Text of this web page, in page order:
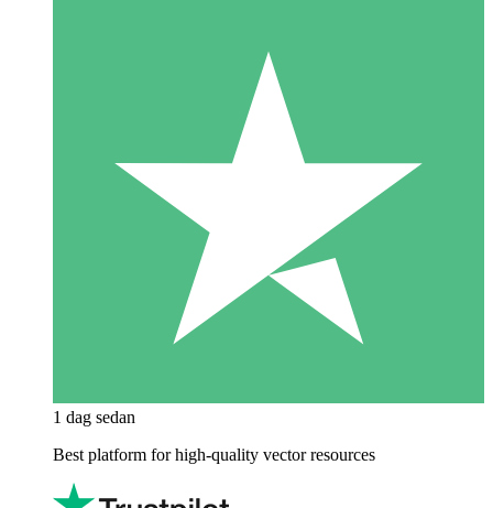
1 dag sedan
Best platform for high-quality vector resources